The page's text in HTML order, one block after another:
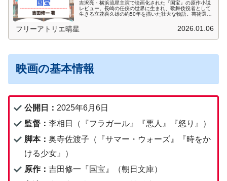
吉沢亮・横浜流星主演で映画化された『国宝』の原作小説
レビュー。長崎の任侠の世界に生まれ、歌舞伎役者として
生きる立花喜久雄の約50年を描いた壮大な物語。芸術選奨
フリーアトリエ晴星 2026.01.06
映画の基本情報
公開日： 2025年6月6日
監督：李相日（『フラガール』『悪人』『怒り』）
脚本：奥寺佐渡子（『サマー・ウォーズ』『時をか
ける少女』）
原作：吉田修一『国宝』（朝日文庫）